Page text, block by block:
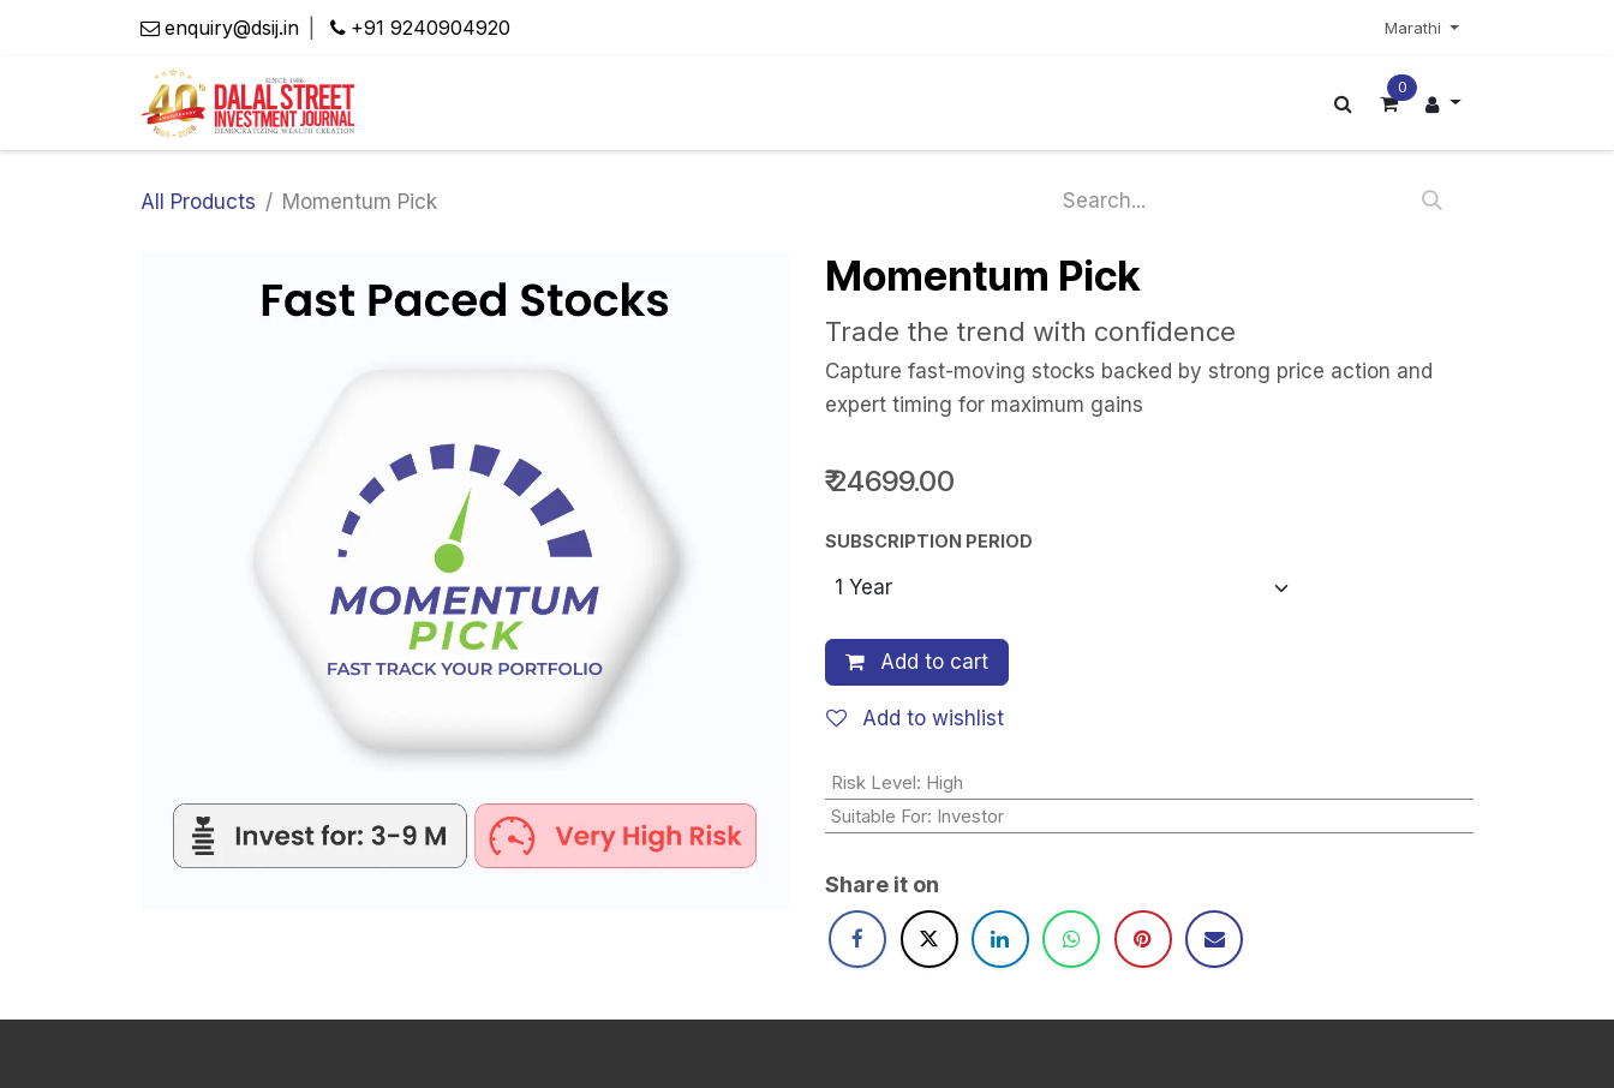
enquiry@dsij.in ​+91 9240904920 Marathi
0
All Products Momentum Pick
Momentum Pick
Trade the trend with confidence
Capture fast-moving stocks backed by strong price action and
expert timing for maximum gains
₹24699.00
SUBSCRIPTION PERIOD
Add to cart
Add to wishlist
Risk Level: High
Suitable For: Investor
Share it on